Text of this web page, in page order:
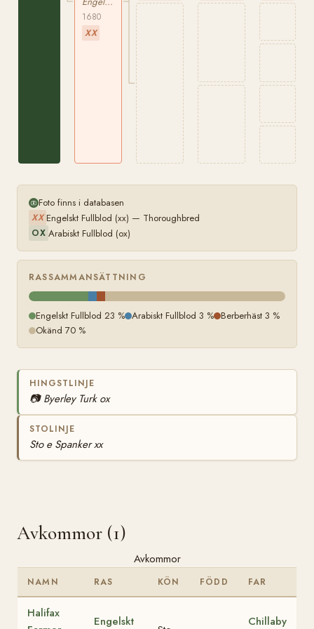
1680
XX
Peg
Foto finns i databasen
XX Engelskt Fullblod (xx) — Thoroughbred
OX Arabiskt Fullblod (ox)
RASSAMMANSÄTTNING
Engelskt Fullblod 23 % Arabiskt Fullblod 3 % Berberhäst 3 %
Okänd 70 %
HINGSTLINJE
📷 Byerley Turk ox
STOLINJE
Sto e Spanker xx
Avkommor (1)
Avkommor
NAMN RAS KÖN FÖDD FAR
Halifax
Engelskt Chillaby